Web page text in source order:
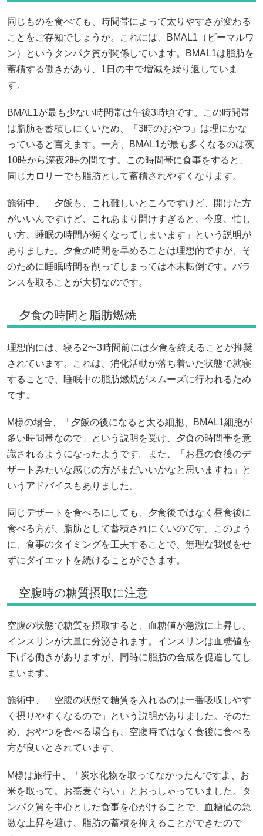
同じものを食べても、時間帯によって太りやすさが変わる
ことをご存知でしょうか。これには、BMAL1（ビーマルワ
ン）というタンパク質が関係しています。BMAL1は脂肪を
蓄積する働きがあり、1日の中で増減を繰り返していま
す。
BMAL1が最も少ない時間帯は午後3時頃です。この時間帯
は脂肪を蓄積しにくいため、「3時のおやつ」は理にかな
っていると言えます。一方、BMAL1が最も多くなるのは夜
10時から深夜2時の間です。この時間帯に食事をすると、
同じカロリーでも脂肪として蓄積されやすくなります。
施術中、「夕飯も、これ難しいところですけど、開けた方
がいいんですけど、これあまり開けすぎると、今度、忙し
い方、睡眠の時間が短くなってしまいます」という説明が
ありました。夕食の時間を早めることは理想的ですが、そ
のために睡眠時間を削ってしまっては本末転倒です。バラ
ンスを取ることが大切なのです。
夕食の時間と脂肪燃焼
理想的には、寝る2〜3時間前には夕食を終えることが推奨
されています。これは、消化活動が落ち着いた状態で就寝
することで、睡眠中の脂肪燃焼がスムーズに行われるため
です。
M様の場合、「夕飯の後になると太る細胞、BMAL1細胞が
多い時間帯なので」という説明を受け、夕食の時間帯を意
識されるようになったようです。また、「お昼の食後のデ
ザートみたいな感じの方がまだいいかなと思いますね」と
いうアドバイスもありました。
同じデザートを食べるにしても、夕食後ではなく昼食後に
食べる方が、脂肪として蓄積されにくいのです。このよう
に、食事のタイミングを工夫することで、無理な我慢をせ
ずにダイエットを続けることができます。
空腹時の糖質摂取に注意
空腹の状態で糖質を摂取すると、血糖値が急激に上昇し、
インスリンが大量に分泌されます。インスリンは血糖値を
下げる働きがありますが、同時に脂肪の合成を促進してし
まいます。
施術中、「空腹の状態で糖質を入れるのは一番吸収しやす
く摂りやすくなるので」という説明がありました。そのた
め、おやつを食べる場合も、空腹時ではなく食後に食べる
方が良いとされています。
M様は旅行中、「炭水化物を取ってなかったんですよ、お
米を取って。お蕎麦ぐらい」とおっしゃっていました。タ
ンパク質を中心とした食事を心がけることで、血糖値の急
激な上昇を避け、脂肪の蓄積を抑えることができたので